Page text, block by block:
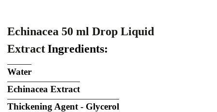
Echinacea 50 ml Drop Liquid
ExtractIngredients:
Water
Echinacea Extract
Thickening Agent - Glycerol